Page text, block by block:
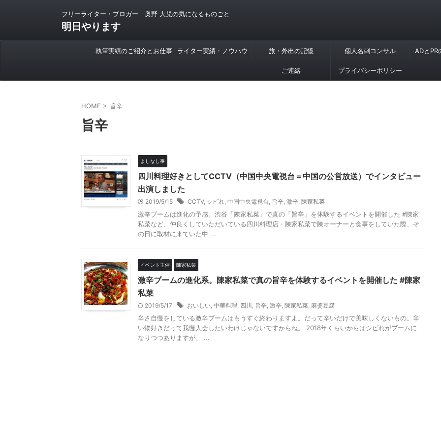
フリーライター・ブロガー 奥野 大児の気になるものごと
明日やります
執筆実績のご紹介とお仕事 ライター実績・ノウハウ 旅・外出の記憶 個人名刺コンサル ADとPR
ご連絡 プライバシーポリシー
HOME > 旨辛
旨辛
よしなし事
四川料理好きとしてCCTV（中国中央電視台＝中国の公営放送）でインタビュー
出演しました
2019/5/15 CCTV, シビれ, 中国中央電視台, 旨辛, 激辛, 陳家私菜
激辛ブームは進化の予感。渋谷「陳家私菜」で真の「旨辛」を体験するイベントを開催した #陳家
私菜など、仲良くしていただいている四川料理店・陳家私菜で陳オーナーと食事をしていた際、そ
の日に取材に来ていた中 ...
イベント主催 陳家私菜
激辛ブームの進化系。陳家私菜で真の旨辛を体験するイベントを開催した #陳家
私菜
2019/5/17 おいしい, 中華料理, 四川 , 旨辛, 激辛, 陳家私菜, 麻婆豆腐
辛さ自慢をしている激辛ブームはもうすぐ終わりますよ。だって辛いだけで美味しくないもの。辛
い物好きだって我慢大会したいわけじゃないですからね。 2018年くらいからはシビれがブームに
なりつつありますが、 ...